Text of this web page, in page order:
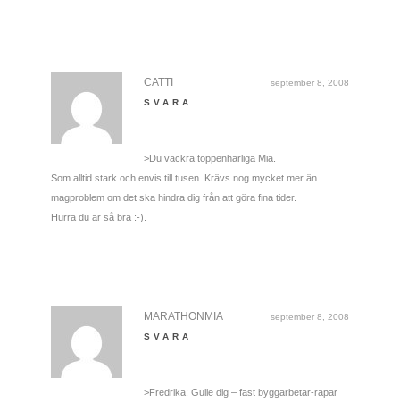
september 8, 2008
CATTI
SVARA
>Du vackra toppenhärliga Mia.
Som alltid stark och envis till tusen. Krävs nog mycket mer än
magproblem om det ska hindra dig från att göra fina tider.
Hurra du är så bra :-).
september 8, 2008
MARATHONMIA
SVARA
>Fredrika: Gulle dig – fast byggarbetar-rapar